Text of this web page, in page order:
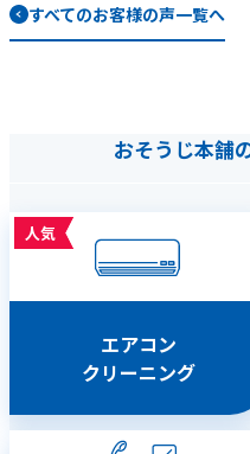
すべてのお客様の声一覧へ
おそうじ本舗
人気
エアコン
クリーニング